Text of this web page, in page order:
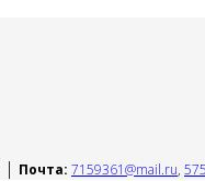
| Почта: 7159361@mail.ru,